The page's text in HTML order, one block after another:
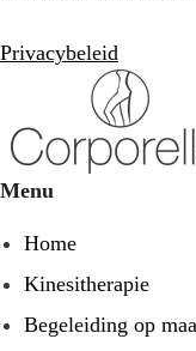
Privacybeleid
Menu
Home
Kinesitherapie
Begeleiding op